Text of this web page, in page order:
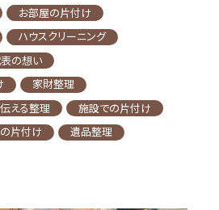
お部屋の片付け
ハウスクリーニング
の想い
家財整理
える整理
施設での片付け
片付け
遺品整理